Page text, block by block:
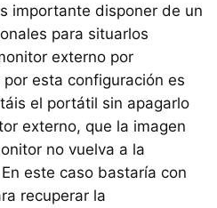
importante disponer de un
para situarlos
externo por
esta configuración es
el portátil sin apagarlo
externo, que la imagen
no vuelva a la
este caso bastaría con
recuperar la